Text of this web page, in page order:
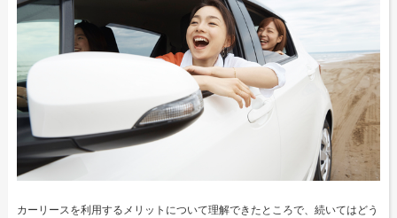
カーリースを利用するメリットについて理解できたところで、続いてはどう